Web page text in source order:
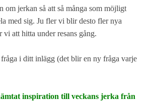
jerkan så att så många som möjligt
med sig. Ju fler vi blir desto fler nya
att hitta under resans gång.
i ditt inlägg (det blir en ny fråga varje
inspiration till veckans jerka från